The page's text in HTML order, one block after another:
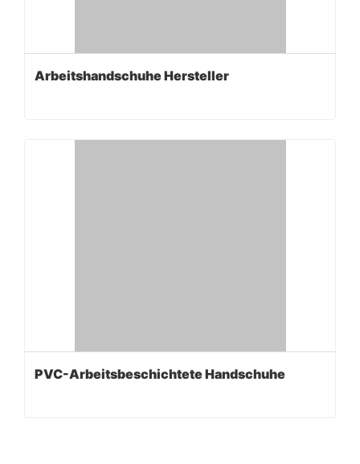
Arbeitshandschuhe Hersteller
PVC-Arbeitsbeschichtete Handschuhe